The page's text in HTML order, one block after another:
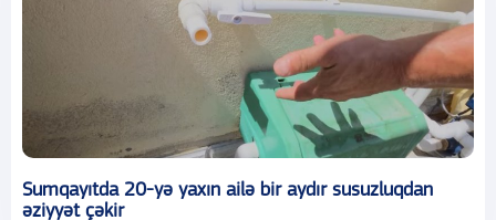
Sumqayıtda 20-yə yaxın ailə bir aydır susuzluqdan
əziyyət çəkir